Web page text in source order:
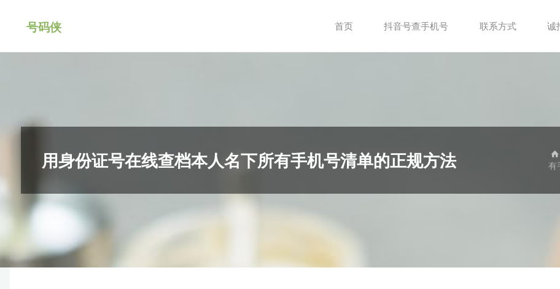
号码侠 首页 抖音号查手机号 联系方式 诚
用身份证号在线查档本人名下所有手机号清单的正规方法
有